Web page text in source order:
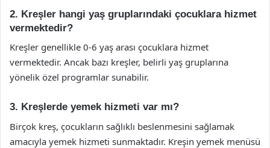
2. Kreşler hangi yaş gruplarındaki çocuklara hizmet
vermektedir?
Kreşler genellikle 0-6 yaş arası çocuklara hizmet
vermektedir. Ancak bazı kreşler, belirli yaş gruplarına
yönelik özel programlar sunabilir.
3. Kreşlerde yemek hizmeti var mı?
Birçok kreş, çocukların sağlıklı beslenmesini sağlamak
amacıyla yemek hizmeti sunmaktadır. Kreşin yemek menüsü